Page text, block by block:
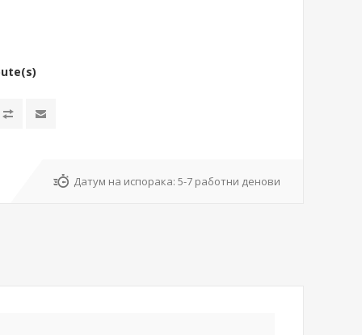
Датум на испорака: 5-7 работни денови